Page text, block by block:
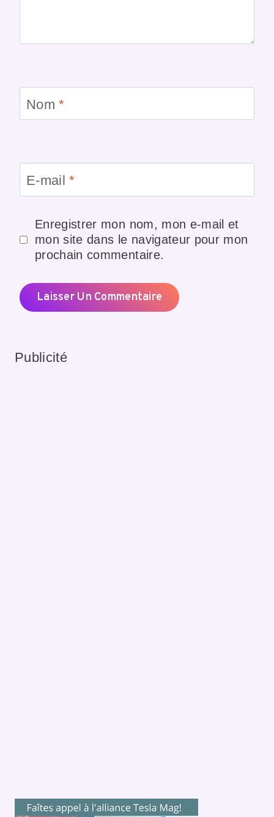
Nom*
E-mail*
Enregistrer mon nom, mon e-mail et
mon site dans le navigateur pour mon
prochain commentaire.
Publicité